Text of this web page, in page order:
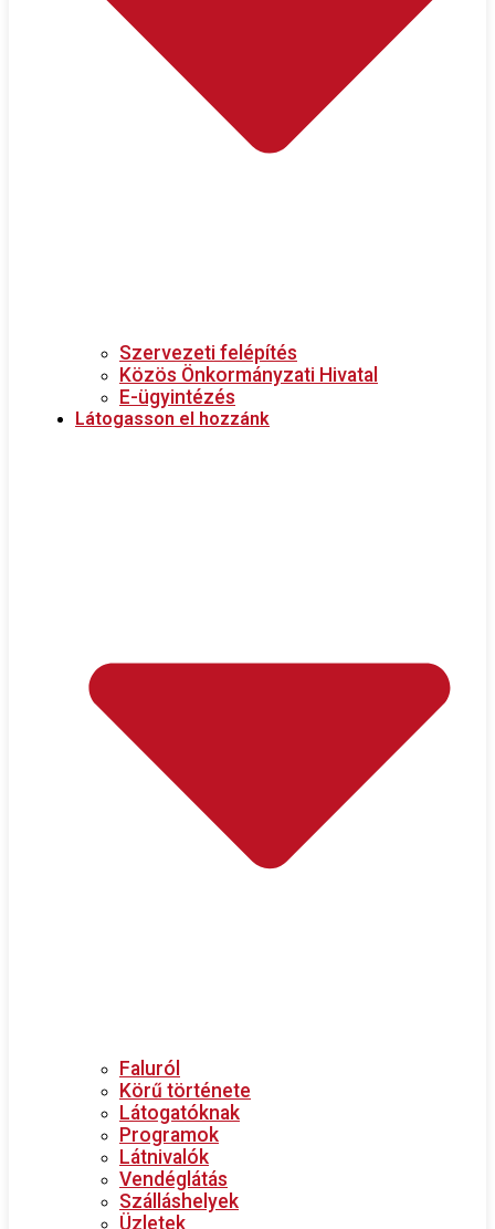
Szervezeti felépítés
Közös Önkormányzati Hivatal
E-ügyintézés
Látogasson el hozzánk
Faluról
Körű története
Látogatóknak
Programok
Látnivalók
Vendéglátás
Szálláshelyek
Üzletek